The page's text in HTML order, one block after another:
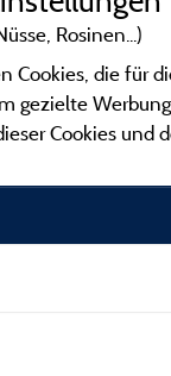
Rosinen...)
Cookies, die für
gezielte
Cookies und